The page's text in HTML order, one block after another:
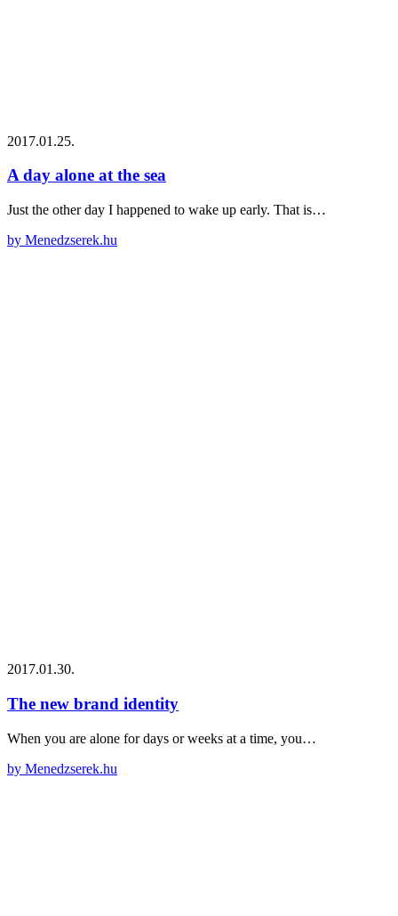
2017.01.25.
A day alone at the sea
Just the other day I happened to wake up early. That is…
by Menedzserek.hu
2017.01.30.
The new brand identity
When you are alone for days or weeks at a time, you…
by Menedzserek.hu